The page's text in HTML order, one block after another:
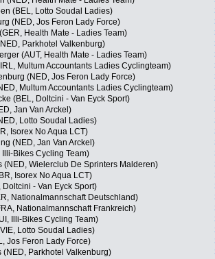
(BEL, Lotto Soudal Ladies)
(NED, Jos Feron Lady Force)
Health Mate - Ladies Team)
Parkhotel Valkenburg)
(AUT, Health Mate - Ladies Team)
Multum Accountants Ladies Cyclingteam)
(NED, Jos Feron Lady Force)
Multum Accountants Ladies Cyclingteam)
(BEL, Doltcini - Van Eyck Sport)
Jan Van Arckel)
Lotto Soudal Ladies)
Isorex No Aqua LCT)
(NED, Jan Van Arckel)
Illi-Bikes Cycling Team)
(NED, Wielerclub De Sprinters Malderen)
Isorex No Aqua LCT)
Doltcini - Van Eyck Sport)
Nationalmannschaft Deutschland)
Nationalmannschaft Frankreich)
Illi-Bikes Cycling Team)
Lotto Soudal Ladies)
Jos Feron Lady Force)
(NED, Parkhotel Valkenburg)